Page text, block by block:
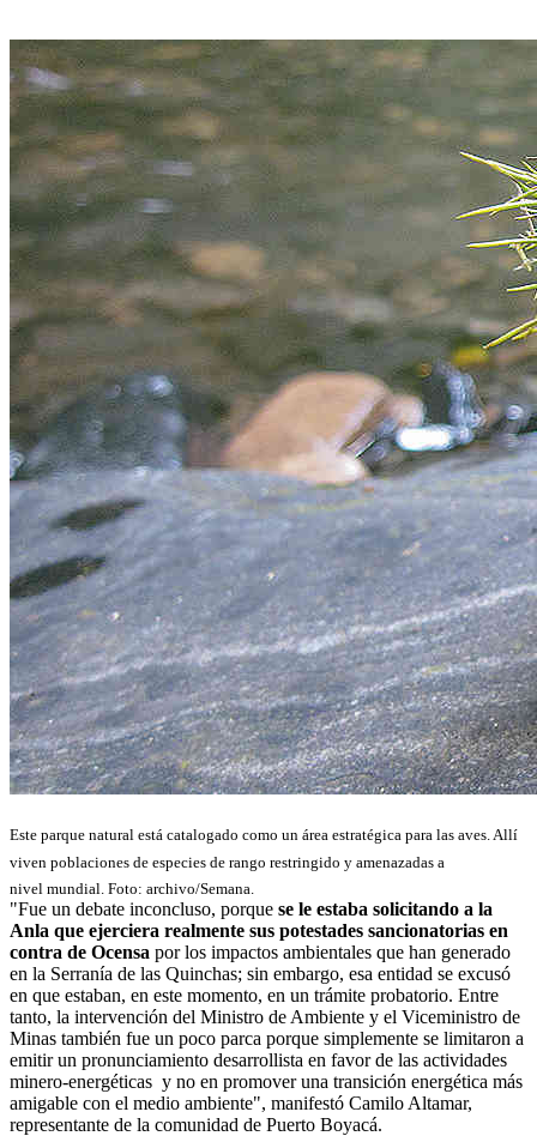
Este parque natural está catalogado como un área estratégica para las aves. Allí
viven poblaciones de especies de rango restringido y amenazadas a
nivel mundial. Foto: archivo/Semana.
"Fue un debate inconcluso, porque se le estaba solicitando a la
Anla que ejerciera realmente sus potestades sancionatorias en
contra de Ocensa por los impactos ambientales que han generado
en la Serranía de las Quinchas; sin embargo, esa entidad se excusó
en que estaban, en este momento, en un trámite probatorio. Entre
tanto, la intervención del Ministro de Ambiente y el Viceministro de
Minas también fue un poco parca porque simplemente se limitaron a
emitir un pronunciamiento desarrollista en favor de las actividades
minero-energéticas y no en promover una transición energética más
amigable con el medio ambiente", manifestó Camilo Altamar,
representante de la comunidad de Puerto Boyacá.